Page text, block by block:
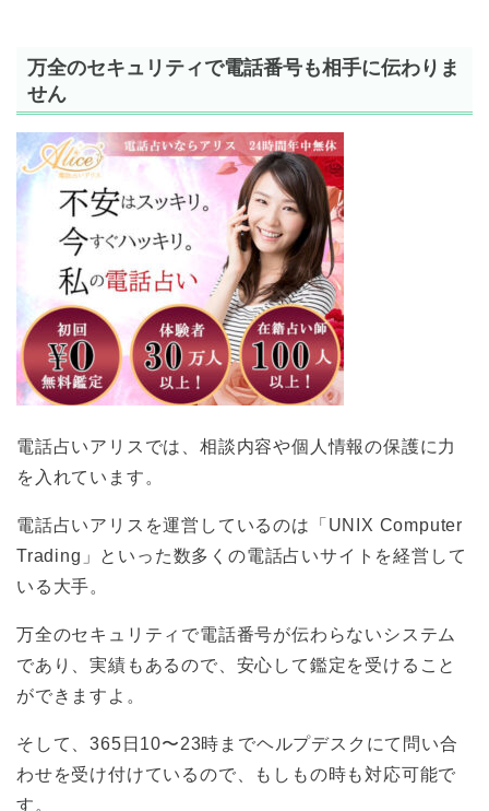
万全のセキュリティで電話番号も相手に伝わりま
せん
電話占いアリスでは、相談内容や個人情報の保護に力
を入れています。
電話占いアリスを運営しているのは「UNIX Computer
Trading」といった数多くの電話占いサイトを経営して
いる大手。
万全のセキュリティで電話番号が伝わらないシステム
であり、実績もあるので、安心して鑑定を受けること
ができますよ。
そして、365日10〜23時までヘルプデスクにて問い合
わせを受け付けているので、もしもの時も対応可能で
す。